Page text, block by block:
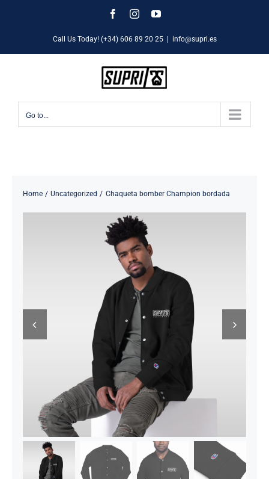
FacebookInstagramYouTube
Call Us Today! (+34) 606 89 20 25 info@supri.es
Go to...
Home Uncategorized Chaqueta bomber Champion bordada